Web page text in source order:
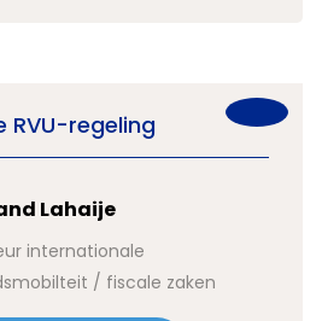
RVU-regeling
Lahaije
internationale
/ fiscale zaken